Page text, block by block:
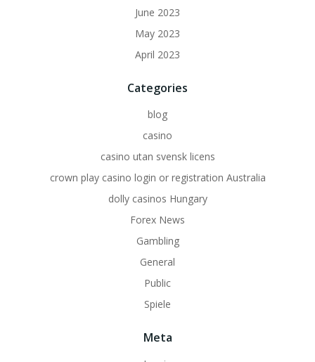
June 2023
May 2023
April 2023
Categories
blog
casino
casino utan svensk licens
crown play casino login or registration Australia
dolly casinos Hungary
Forex News
Gambling
General
Public
Spiele
Meta